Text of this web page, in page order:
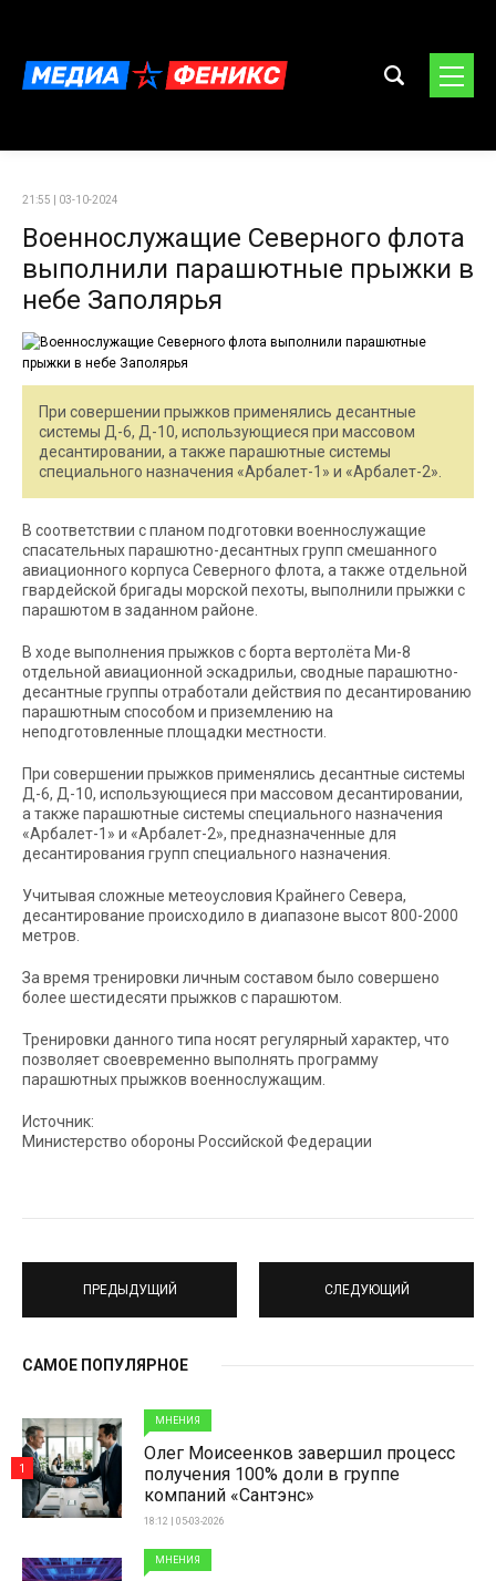
21:55 | 03-10-2024
Военнослужащие Северного флота
выполнили парашютные прыжки в
небе Заполярья
При совершении прыжков применялись десантные
системы Д-6, Д-10, использующиеся при массовом
десантировании, а также парашютные системы
специального назначения «Арбалет-1» и «Арбалет-2».
В соответствии с планом подготовки военнослужащие
спасательных парашютно-десантных групп смешанного
авиационного корпуса Северного флота, а также отдельной
гвардейской бригады морской пехоты, выполнили прыжки с
парашютом в заданном районе.
В ходе выполнения прыжков с борта вертолёта Ми-8
отдельной авиационной эскадрильи, сводные парашютно-
десантные группы отработали действия по десантированию
парашютным способом и приземлению на
неподготовленные площадки местности.
При совершении прыжков применялись десантные системы
Д-6, Д-10, использующиеся при массовом десантировании,
а также парашютные системы специального назначения
«Арбалет-1» и «Арбалет-2», предназначенные для
десантирования групп специального назначения.
Учитывая сложные метеоусловия Крайнего Севера,
десантирование происходило в диапазоне высот 800-2000
метров.
За время тренировки личным составом было совершено
более шестидесяти прыжков с парашютом.
Тренировки данного типа носят регулярный характер, что
позволяет своевременно выполнять программу
парашютных прыжков военнослужащим.
Источник:
Министерство обороны Российской Федерации
ПРЕДЫДУЩИЙ СЛЕДУЮЩИЙ
САМОЕ ПОПУЛЯРНОЕ
МНЕНИЯ
Олег Моисеенков завершил процесс
получения 100% доли в группе
компаний «Сантэнс»
18:12 | 05-03-2026
1
МНЕНИЯ